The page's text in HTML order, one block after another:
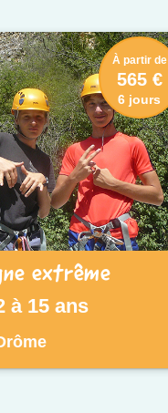
extrême
à 15 ans
À partir de
565 €
6 jours